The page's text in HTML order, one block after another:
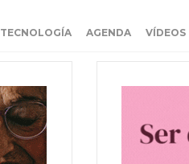
TECNOLOGÍA AGENDA VÍDEOS